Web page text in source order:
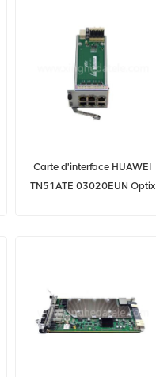
Carte d'interface HUAWEI
TN51ATE 03020EUN Optix